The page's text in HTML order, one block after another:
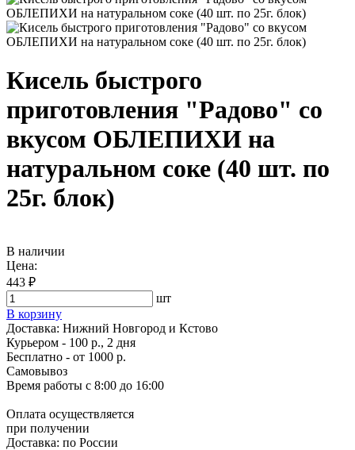
Кисель быстрого
приготовления "Радово" со
вкусом ОБЛЕПИХИ на
натуральном соке (40 шт. по
25г. блок)
В наличии
Цена:
443 ₽
шт
В корзину
Доставка: Нижний Новгород и Кстово
Курьером - 100 р., 2 дня
Бесплатно - от 1000 р.
Самовывоз
Время работы с 8:00 до 16:00
Оплата осуществляется
при получении
Доставка: по России